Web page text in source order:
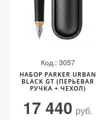
Код.: 3057
НАБОР PARKER URBAN
BLACK GT (ПЕРЬЕВАЯ
РУЧКА + ЧЕХОЛ)
17 440 руб.